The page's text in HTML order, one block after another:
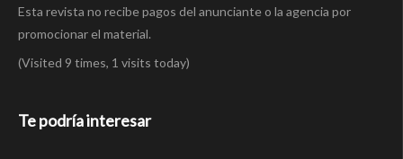
Esta revista no recibe pagos del anunciante o la agencia por
promocionar el material.
(Visited 9 times, 1 visits today)
Te podría interesar